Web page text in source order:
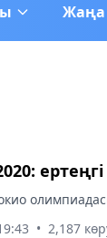
Жаңа
• 2,187